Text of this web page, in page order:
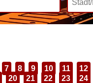
Inklusive
7 8 9 10 11
12
20 21 22 23 24